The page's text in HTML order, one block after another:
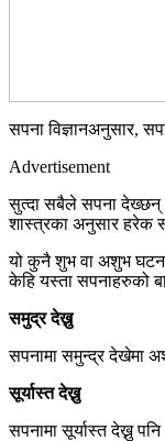
सपना विज्ञानअनुसार,
Advertisement
सुत्दा सबैले सपना देख्छन्
शास्त्रका अनुसार हरेक
यो कुनै शुभ वा अशुभ
केहि यस्ता सपनाहरुको
समुद्र देख्नु
सपनामा समुन्द्र देखेमा
सूर्यास्त देख्नु
सपनामा सूर्यास्त देख्नु